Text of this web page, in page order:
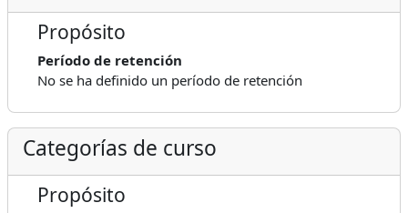
Propósito
Período de retención
No se ha definido un período de retención
Categorías de curso
Propósito